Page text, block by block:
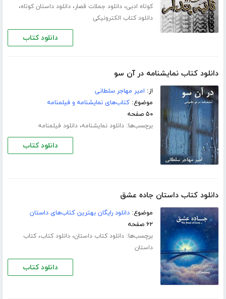
کوتاه ادبی،دانلود جملات قصار،دانلود داستان کوتاه،
دانلود کتاب الکترونیکی
دانلود کتاب
دانلود کتاب نمایشنامه در آن سو
از: امیر مهاجر سلطانی
موضوع:کتاب‌های نمایشنامه و فیلمنامه
۵۰ صفحه
برچسب‌ها:دانلود نمایشنامه،دانلود فیلمنامه
دانلود کتاب
دانلود کتاب داستان جاده عشق
موضوع:دانلود رایگان بهترین کتاب‌های داستان
۶۲ صفحه
برچسب‌ها:دانلود کتاب داستان،دانلود کتاب،کتاب
داستان
دانلود کتاب